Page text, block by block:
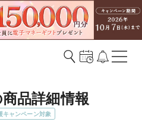
品詳細情報
キャンペーン対象